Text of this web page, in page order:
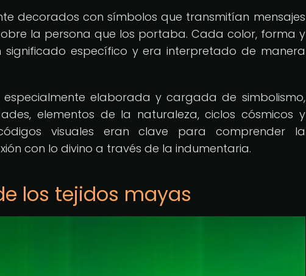
decorados con símbolos que transmitían mensajes
la persona que los portaba. Cada color, forma y
específico y era interpretado de manera
elaborada y cargada de simbolismo,
elementos de la naturaleza, ciclos cósmicos y
visuales eran clave para comprender la
con lo divino a través de la indumentaria.
los tejidos mayas